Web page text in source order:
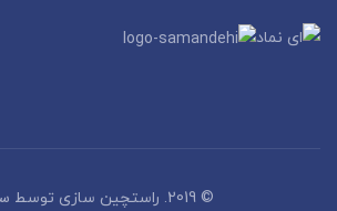
© 2019. راستچین سازی توسط